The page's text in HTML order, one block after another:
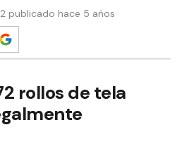
publicado hace 5 años
rollos de tela